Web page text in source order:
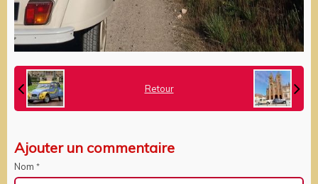
Retour
Ajouter un commentaire
Nom